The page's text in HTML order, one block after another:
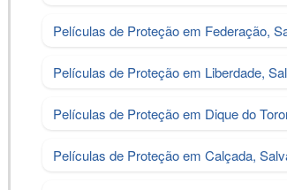
Películas de Proteção em Federação,
Películas de Proteção em Liberdade,
Películas de Proteção em Dique do
Películas de Proteção em Calçada,